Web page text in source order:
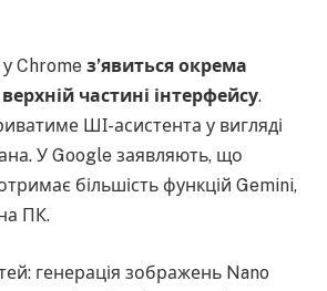
Chrome з’явиться окрема
частині інтерфейсу.
ШІ-асистента у вигляді
У Google заявляють, що
більшість функцій Gemini,
ПК.
генерація зображень Nano